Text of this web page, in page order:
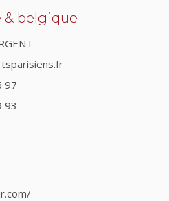
& belgique
97
93